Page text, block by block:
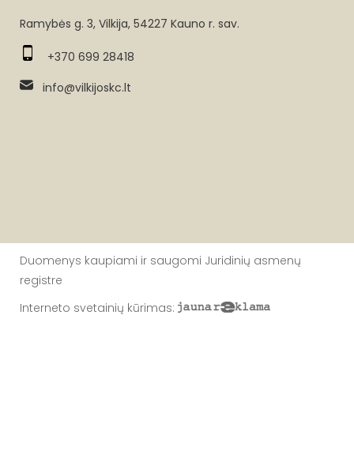
Ramybės g. 3, Vilkija, 54227 Kauno r. sav.
+370 699 28418
info@vilkijoskc.lt
Duomenys kaupiami ir saugomi Juridinių asmenų
registre
Interneto svetainių kūrimas: